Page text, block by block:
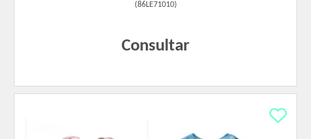
(86LE71010)
Consultar